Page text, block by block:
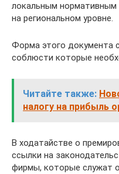
локальным нормативным
на региональном уровне.
Форма этого документа
соблюсти которые
Читайте также:
налогу на прибыль
В ходатайстве о
ссылки на
фирмы, которые служат